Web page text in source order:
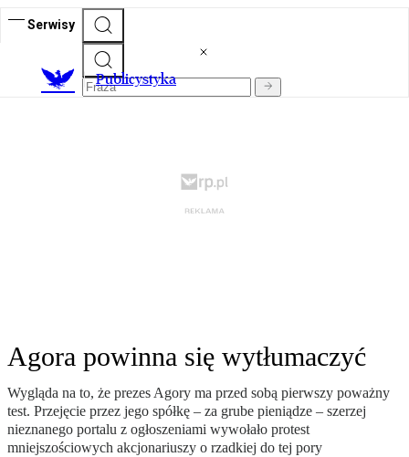
Serwisy
Publicystyka
Agora powinna się wytłumaczyć
Wygląda na to, że prezes Agory ma przed sobą pierwszy poważny
test. Przejęcie przez jego spółkę – za grube pieniądze – szerzej
nieznanego portalu z ogłoszeniami wywołało protest
mniejszościowych akcjonariuszy o rzadkiej do tej pory